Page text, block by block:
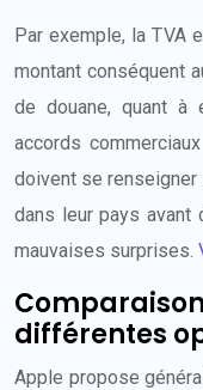
Par exemple, la TVA
montant conséquent
de douane, quant à
accords
doivent se
dans leur pays avant
mauvaises surprises.
différentes
Apple propose